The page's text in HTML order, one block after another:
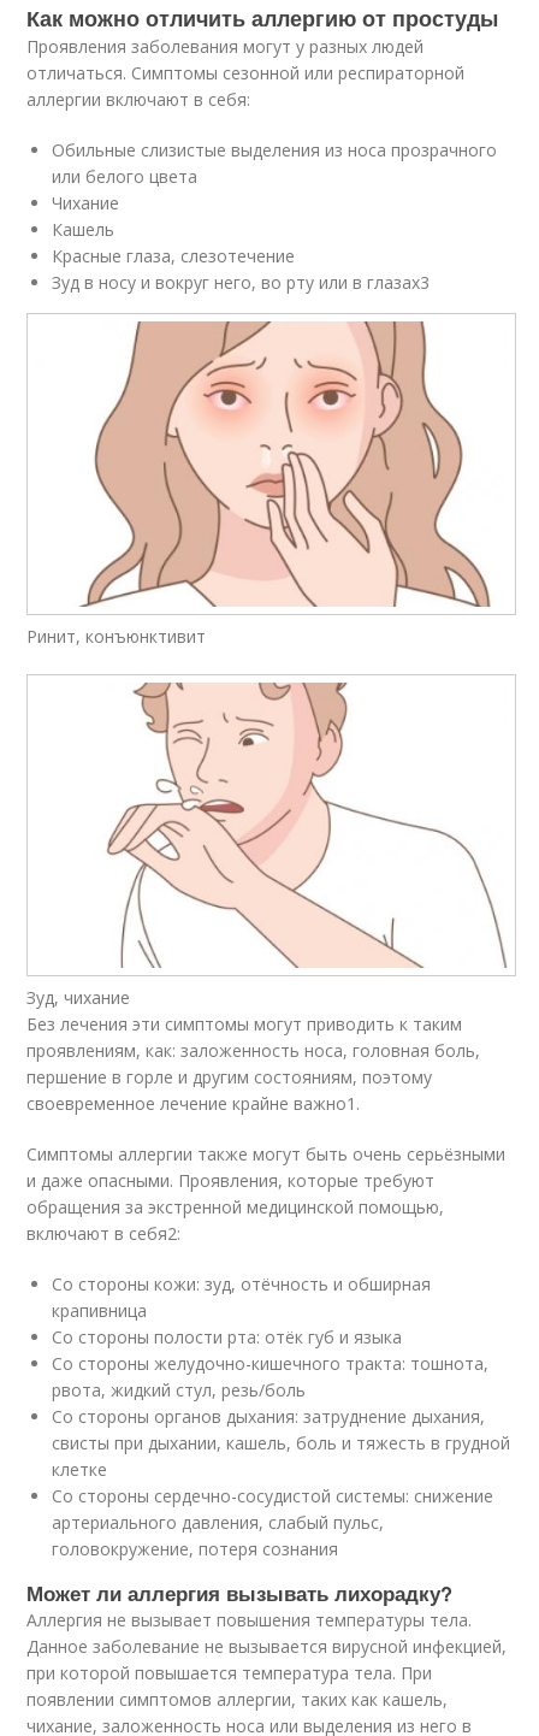
Как можно отличить аллергию от простуды
Проявления заболевания могут у разных людей
отличаться. Симптомы сезонной или респираторной
аллергии включают в себя:
Обильные слизистые выделения из носа прозрачного
или белого цвета
Чихание
Кашель
Красные глаза, слезотечение
Зуд в носу и вокруг него, во рту или в глазах3
Ринит, конъюнктивит
Зуд, чихание
Без лечения эти симптомы могут приводить к таким
проявлениям, как: заложенность носа, головная боль,
першение в горле и другим состояниям, поэтому
своевременное лечение крайне важно1 .
Симптомы аллергии также могут быть очень серьёзными
и даже опасными. Проявления, которые требуют
обращения за экстренной медицинской помощью,
включают в себя2:
Со стороны кожи: зуд, отёчность и обширная
крапивница
Со стороны полости рта: отёк губ и языка
Со стороны желудочно-кишечного тракта: тошнота,
рвота, жидкий стул, резь/боль
Со стороны органов дыхания: затруднение дыхания,
свисты при дыхании, кашель, боль и тяжесть в грудной
клетке
Со стороны сердечно-сосудистой системы: снижение
артериального давления, слабый пульс,
головокружение, потеря сознания
Может ли аллергия вызывать лихорадку?
Аллергия не вызывает повышения температуры тела.
Данное заболевание не вызывается вирусной инфекцией,
при которой повышается температура тела. При
появлении симптомов аллергии, таких как кашель,
чихание, заложенность носа или выделения из него в